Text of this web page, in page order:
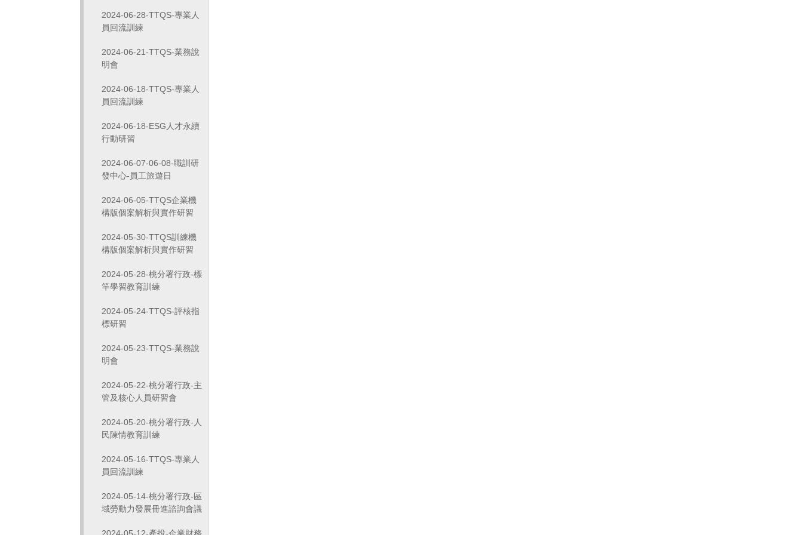
2024-06-28-TTQS-專業人
員回流訓練
2024-06-21-TTQS-業務說
明會
2024-06-18-TTQS-專業人
員回流訓練
2024-06-18-ESG人才永續
行動研習
2024-06-07-06-08-職訓研
發中心-員工旅遊日
2024-06-05-TTQS企業機
構版個案解析與實作研習
2024-05-30-TTQS訓練機
構版個案解析與實作研習
2024-05-28-桃分署行政-標
竿學習教育訓練
2024-05-24-TTQS-評核指
標研習
2024-05-23-TTQS-業務說
明會
2024-05-22-桃分署行政-主
管及核心人員研習會
2024-05-20-桃分署行政-人
民陳情教育訓練
2024-05-16-TTQS-專業人
員回流訓練
2024-05-14-桃分署行政-區
域勞動力發展冊進諮詢會議